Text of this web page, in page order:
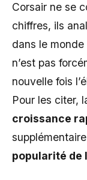
Corsair ne se
chiffres, ils
dans le
n’est pas
nouvelle fois
Pour les citer,
croissance
popularité de